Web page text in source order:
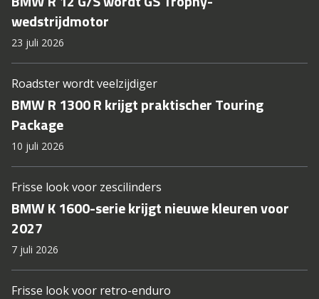
wedstrijdmotor
23 juli 2026
Roadster wordt veelzijdiger
BMW R 1300 R krijgt praktischer Touring
Package
10 juli 2026
Frisse look voor zescilinders
BMW K 1600-serie krijgt nieuwe kleuren voor
2027
7 juli 2026
Frisse look voor retro-enduro